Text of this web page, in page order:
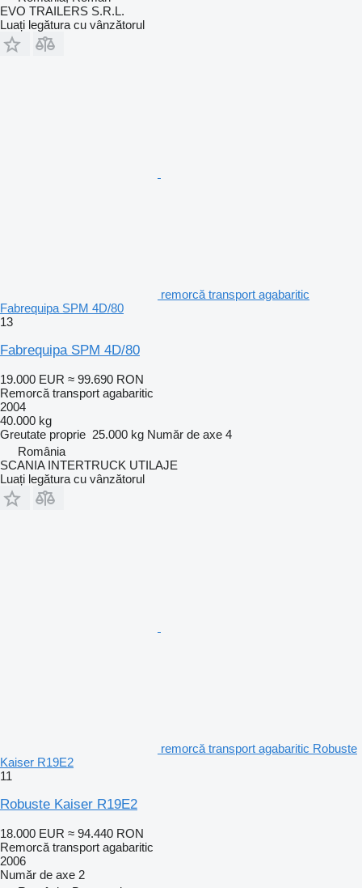
EVO TRAILERS S.R.L.
Luați legătura cu vânzătorul
remorcă transport agabaritic
Fabrequipa SPM 4D/80
13
Fabrequipa SPM 4D/80
19.000 EUR ≈ 99.690 RON
Remorcă transport agabaritic
2004
40.000 kg
Greutate proprie 25.000 kg Număr de axe 4
România
SCANIA INTERTRUCK UTILAJE
Luați legătura cu vânzătorul
remorcă transport agabaritic Robuste
Kaiser R19E2
11
Robuste Kaiser R19E2
18.000 EUR ≈ 94.440 RON
Remorcă transport agabaritic
2006
Număr de axe 2